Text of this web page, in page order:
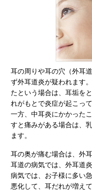
耳の周りや耳の穴（外耳
ず外耳道炎が疑われます
たという場合は、耳垢を
れがもとで炎症が起こっ
一方、中耳炎にかかった
すと痛みがある場合は、
ます。
耳の奥が痛む場合は、外
耳道の病気では、外耳道
病気では、お子様に多い
悪化して、耳だれが増え